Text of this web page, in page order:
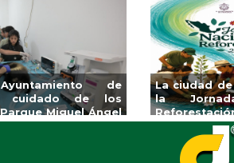
de Veracruz
de Artes “Escena
Aplicará
Tandeo